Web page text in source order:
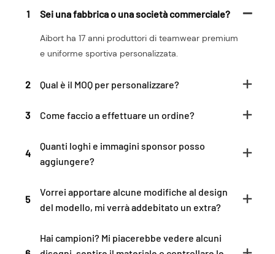
1 Sei una fabbrica o una società commerciale?
Aibort ha 17 anni produttori di teamwear premium
e uniforme sportiva personalizzata.
2 Qual è il MOQ per personalizzare?
3 Come faccio a effettuare un ordine?
4
Quanti loghi e immagini sponsor posso
aggiungere?
5
Vorrei apportare alcune modifiche al design
del modello, mi verrà addebitato un extra?
Hai campioni? Mi piacerebbe vedere alcuni